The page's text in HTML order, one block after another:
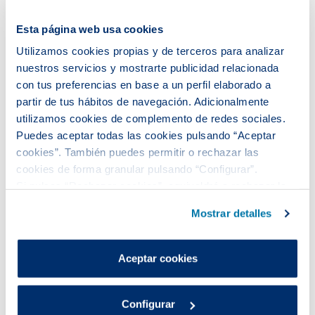
Esta página web usa cookies
Utilizamos cookies propias y de terceros para analizar
nuestros servicios y mostrarte publicidad relacionada
con tus preferencias en base a un perfil elaborado a
partir de tus hábitos de navegación. Adicionalmente
utilizamos cookies de complemento de redes sociales.
Puedes aceptar todas las cookies pulsando “Aceptar
cookies”. También puedes permitir o rechazar las
cookies de forma granular pulsando “Configurar”.
son indispensables para que el sitio web funcione y que
por tanto no se pueden desactivar.
Puedes consultar más información en nuestra
Mostrar detalles
Aceptar cookies
Configurar
Aigües de Barcelona genera en
2025 un impacto equivalente al
La Junta General Ordinaria de Accionistas ha
gestión del 2025 de la compañía. Aigües de
Barcelona generó 1.235 puestos de trabajo directos